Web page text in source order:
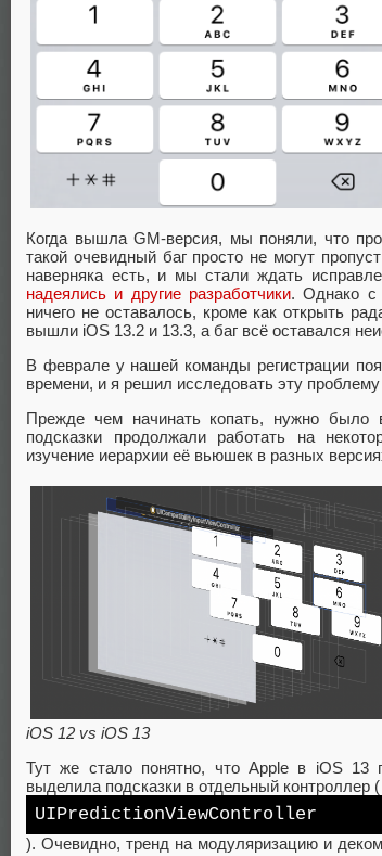
Когда вышла GM-версия, мы поняли, что
такой очевидный баг просто не могут
наверняка есть, и мы стали ждать
надеялись и другие разработчики. Однако с
ничего не оставалось, кроме как открыть
вышли iOS 13.2 и 13.3, а баг всё оставался
В феврале у нашей команды регистрации
времени, и я решил исследовать эту
Прежде чем начинать копать, нужно было
подсказки продолжали работать на
изучение иерархии её вьюшек в разных
iOS 12 vs iOS 13
Тут же стало понятно, что Apple в iOS 13
выделила подсказки в отдельный контроллер (
UIPredictionViewController
). Очевидно, тренд на модуляризацию и